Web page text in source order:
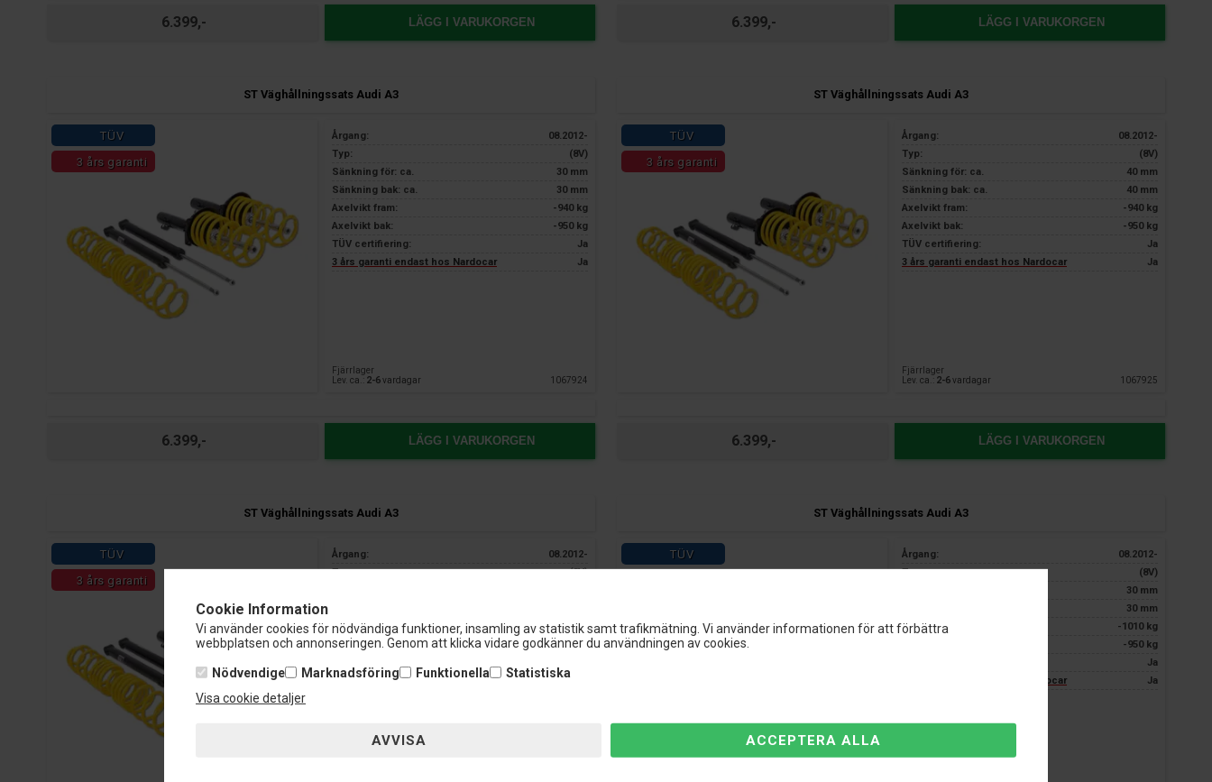
Cookie Information
Vi använder cookies för nödvändiga funktioner, insamling av statistik samt trafikmätning. Vi använder informationen för att förbättra
webbplatsen och annonseringen. Genom att klicka vidare godkänner du användningen av cookies.
Nödvendige Marknadsföring Funktionella
Statistiska
Visa cookie detaljer
6.399,- LÄGG I VARUKORGEN 6.399,- LÄGG I VARUKORGEN
ST Väghållningssats Audi A3
TÜV
3 års garanti
Årgang:
08.2012-
Typ:
(8V)
Sänkning för: ca.
30 mm
Sänkning bak: ca.
30 mm
Axelvikt fram:
-940 kg
Axelvikt bak:
-950 kg
TÜV certifiering:
Ja
3 års garanti endast hos Nardocar
Ja
Fjärrlager
Lev. ca.: 2-6vardagar 1067924
6.399,- LÄGG I VARUKORGEN
ST Väghållningssats Audi A3
TÜV
3 års garanti
Årgang:
08.2012-
Typ:
(8V)
Sänkning för: ca.
40 mm
Sänkning bak: ca.
40 mm
Axelvikt fram:
-940 kg
Axelvikt bak:
-950 kg
TÜV certifiering:
Ja
3 års garanti endast hos Nardocar
Ja
Fjärrlager
Lev. ca.: 2-6vardagar 1067925
6.399,- LÄGG I VARUKORGEN
ST Väghållningssats Audi A3
TÜV
3 års garanti
Årgang:
08.2012-
Typ:
(8V)
Axelvikt fram:
-940 kg
Axelvikt bak:
-950 kg
3 års garanti endast hos Nardocar
ST Väghållningssats Audi A3
TÜV
Årgang:
08.2012-
Typ:
(8V)
30 mm
30 mm
Axelvikt fram:
-1010 kg
-950 kg
Ja
3 års garanti endast hos Nardocar
Ja